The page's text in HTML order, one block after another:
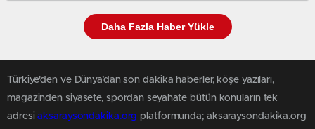
Daha Fazla Haber Yükle
Türkiye'den ve Dünya’dan son dakika haberler, köşe yazıları,
magazinden siyasete, spordan seyahate bütün konuların tek
adresiaksaraysondakika.org platformunda; aksaraysondakika.org